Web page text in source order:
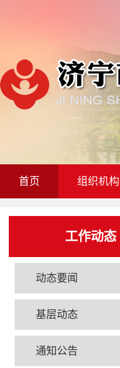
首页 组织机构
工作动态
动态要闻
基层动态
通知公告